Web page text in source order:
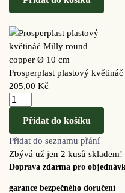
Prosperplast plastový
205,00 Kč
Přidat do košíku
Přidat do seznamu přání
Zbývá už jen 2 kusů skladem!
Doprava zdarma pro
garance bezpečného doručení